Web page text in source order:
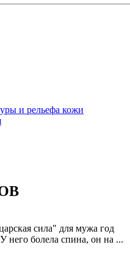
и рельефа кожи
сила" для мужа год
него болела спина, он на ...